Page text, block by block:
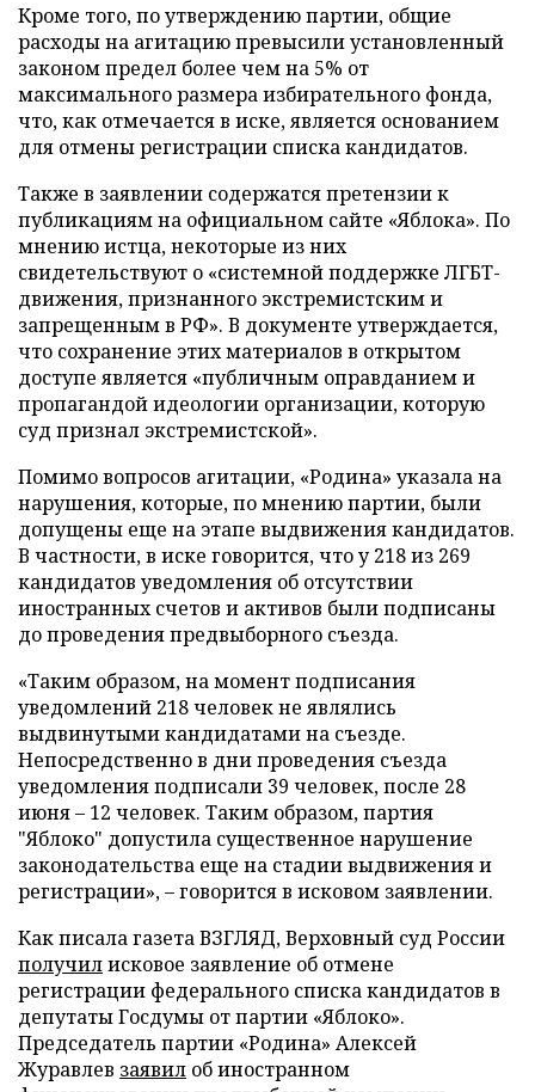
Кроме того, по утверждению партии, общие
расходы на агитацию превысили установленный
законом предел более чем на 5% от
максимального размера избирательного фонда,
что, как отмечается в иске, является основанием
для отмены регистрации списка кандидатов.
Также в заявлении содержатся претензии к
публикациям на официальном сайте «Яблока». По
мнению истца, некоторые из них
свидетельствуют о «системной поддержке ЛГБТ-
движения, признанного экстремистским и
запрещенным в РФ». В документе утверждается,
что сохранение этих материалов в открытом
доступе является «публичным оправданием и
пропагандой идеологии организации, которую
суд признал экстремистской».
Помимо вопросов агитации, «Родина» указала на
нарушения, которые, по мнению партии, были
допущены еще на этапе выдвижения кандидатов.
В частности, в иске говорится, что у 218 из 269
кандидатов уведомления об отсутствии
иностранных счетов и активов были подписаны
до проведения предвыборного съезда.
«Таким образом, на момент подписания
уведомлений 218 человек не являлись
выдвинутыми кандидатами на съезде.
Непосредственно в дни проведения съезда
уведомления подписали 39 человек, после 28
июня – 12 человек. Таким образом, партия
"Яблоко" допустила существенное нарушение
законодательства еще на стадии выдвижения и
регистрации», – говорится в исковом заявлении.
Как писала газета ВЗГЛЯД, Верховный суд России
получилисковое заявление об отмене
регистрации федерального списка кандидатов в
депутаты Госдумы от партии «Яблоко».
Председатель партии «Родина» Алексей
Журавлев заявил об иностранном